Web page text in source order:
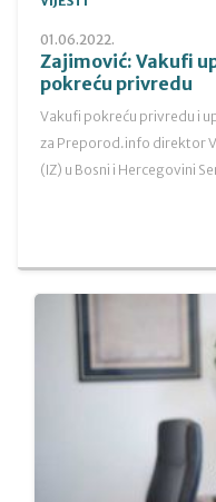
01.06.2022.
Zajimović: Vakufi
pokreću privredu
Vakufi pokreću privredu i
za Preporod.info direktor
(IZ) u Bosni i Hercegovini